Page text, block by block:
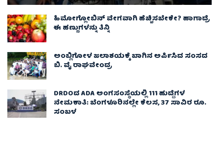
ಹಿಮೋಗ್ಲೋಬಿನ್ ವೇಗವಾಗಿ ಹೆಚ್ಚಿಸಬೇಕೇ? ಹಾಗಾದ್ರೆ
ಈ ಹಣ್ಣುಗಳನ್ನು ತಿನ್ನಿ
ಅಂಬ್ಲಿಗೋಳ ಜಲಾಶಯಕ್ಕೆ ಬಾಗಿನ ಅರ್ಪಿಸಿದ ಸಂಸದ
ಬಿ. ವೈ ರಾಘವೇಂದ್ರ
DRDOದ ADA ಅಂಗಸಂಸ್ಥೆಯಲ್ಲಿ 111 ಹುದ್ದೆಗಳ
ನೇಮಕಾತಿ: ಬೆಂಗಳೂರಿನಲ್ಲೇ ಕೆಲಸ, 37 ಸಾವಿರ ರೂ.
ಸಂಬಳ